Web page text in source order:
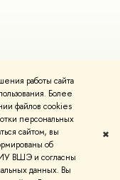
работы сайта
Более
файлов cookies
персональных
сайтом, вы
об
ВШЭ и согласны
данных. Вы
✖
материалов Адреса